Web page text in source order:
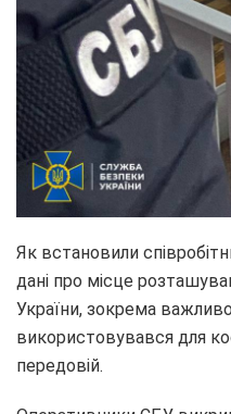
Як встановили
дані про місце
України, зокрема
використовувався для
передовій.